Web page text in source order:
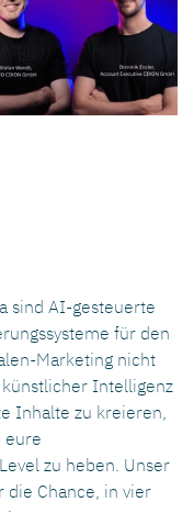
sind AI-gesteuerte
für den
Marketing nicht
Intelligenz
Inhalte zu kreieren,
eure
zu heben. Unser
die Chance, in vier